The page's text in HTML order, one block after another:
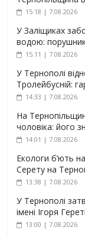
15:18 | 7.08.2026
У Заліщиках
водою:
15:11 | 7.08.2026
У Тернополі
Тролейбусній:
14:33 | 7.08.2026
На
чоловіка: його
14:01 | 7.08.2026
Екологи б’ють
Серету на
13:38 | 7.08.2026
У Тернополі
імені Ігоря
13:00 | 7.08.2026